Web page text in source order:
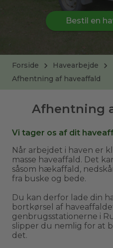
Bestil en
Forside Havearbejde
Afhentning af haveaffald
Afhentning
Vi tager os af dit
Når arbejdet i haven er
masse haveaffald. Det
såsom hækaffald,
fra buske og bede.
Du kan derfor lade din
bortkørsel af
genbrugsstationerne i
slipper du nemlig for at
det.